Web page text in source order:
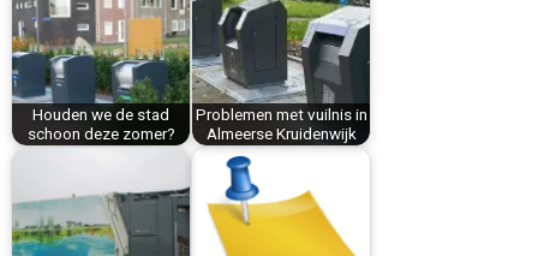
o
o
k
r
e
s
t
d
I
n
A
p
p
Houden we de stad
schoon deze zomer?
Problemen met vuilnis in
Almeerse Kruidenwijk